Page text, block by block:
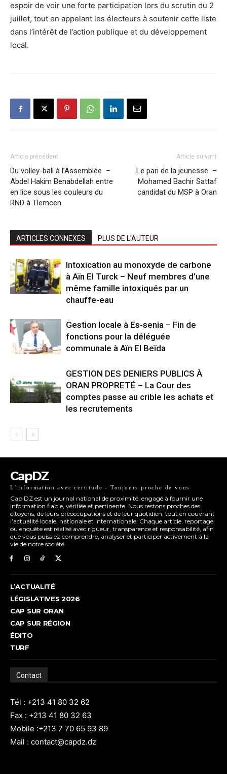
espoir de voir une forte participation lors du scrutin du 2
juillet, tout en appelant les électeurs à soutenir cette liste
dans l’intérêt de l’action publique et du développement
local.
Article précédent
Du volley-ball à l’Assemblée –
Abdel Hakim Benabdellah entre
en lice sous les couleurs du
RND à Tlemcen
Article suivant
Le pari de la jeunesse –
Mohamed Bachir Sattaf
candidat du MSP à Oran
ARTICLES CONNEXES PLUS DE L'AUTEUR
Intoxication au monoxyde de carbone
à Aïn El Turck – Neuf membres d’une
même famille intoxiqués par un
chauffe-eau
Gestion locale à Es-senia – Fin de
fonctions pour la déléguée
communale à Aïn El Beïda
GESTION DES DENIERS PUBLICS À
ORAN PROPRETÉ – La Cour des
comptes passe au crible les achats et
les recrutements
CapDZ
L’information avec certitude - Toujours proche de vous
Cap DZ est un journal national de proximité, engagé à fournir une
information fiable, vérifiée et pertinente. Nous restons proches des
citoyens, de leurs préoccupations et de leur quotidien, tout en couvrant
l’actualité locale, nationale et internationale. Chaque article, reportage
ou enquête est réalisé avec rigueur, transparence et responsabilité, afin
que vous puissiez comprendre, analyser et participer activement à la
vie de notre société.
L’ACTUALITÉ
LÉGISLATIVES 2026
CAP SUR ORAN
CAP SUR RÉGION
ÉDITO
TURF
Contact
Tél : +213 41 80 32 62
Fax : +213 41 80 32 63
Mobile :+213 7 70 65 93 89
Mail : contact@capdz.dz